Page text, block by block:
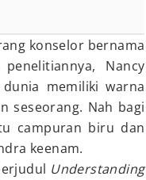
konselor bernama
Nancy
memiliki warna
seseorang. Nah bagi
campuran biru dan
keenam.
Understanding